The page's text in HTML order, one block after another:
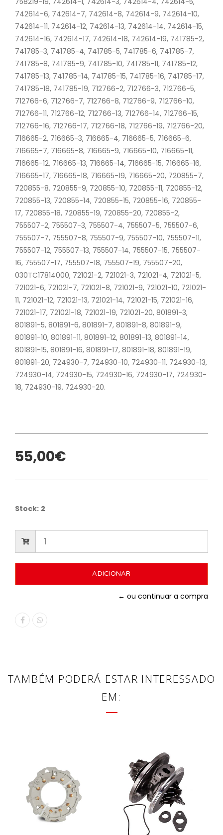
742614-6, 742614-7, 742614-8, 742614-9, 742614-10,
742614-11, 742614-12, 742614-13, 742614-14, 742614-15,
742614-16, 742614-17, 742614-18, 742614-19, 741785-2,
741785-3, 741785-4, 741785-5, 741785-6, 741785-7,
741785-8, 741785-9, 741785-10, 741785-11, 741785-12,
741785-13, 741785-14, 741785-15, 741785-16, 741785-17,
741785-18, 741785-19, 712766-2, 712766-3, 712766-5,
712766-6, 712766-7, 712766-8, 712766-9, 712766-10,
712766-11, 712766-12, 712766-13, 712766-14, 712766-15,
712766-16, 712766-17, 712766-18, 712766-19, 712766-20,
716665-2, 716665-3, 716665-4, 716665-5, 716665-6,
716665-7, 716665-8, 716665-9, 716665-10, 716665-11,
716665-12, 716665-13, 716665-14, 716665-15, 716665-16,
716665-17, 716665-18, 716665-19, 716665-20, 720855-7,
720855-8, 720855-9, 720855-10, 720855-11, 720855-12,
720855-13, 720855-14, 720855-15, 720855-16, 720855-
17, 720855-18, 720855-19, 720855-20, 720855-2,
755507-2, 755507-3, 755507-4, 755507-5, 755507-6,
755507-7, 755507-8, 755507-9, 755507-10, 755507-11,
755507-12, 755507-13, 755507-14, 755507-15, 755507-
16, 755507-17, 755507-18, 755507-19, 755507-20,
030TC17814000, 721021-2, 721021-3, 721021-4, 721021-5,
721021-6, 721021-7, 721021-8, 721021-9, 721021-10, 721021-
11, 721021-12, 721021-13, 721021-14, 721021-15, 721021-16,
721021-17, 721021-18, 721021-19, 721021-20, 801891-3,
801891-5, 801891-6, 801891-7, 801891-8, 801891-9,
801891-10, 801891-11, 801891-12, 801891-13, 801891-14,
801891-15, 801891-16, 801891-17, 801891-18, 801891-19,
801891-20, 724930-7, 724930-10, 724930-11, 724930-13,
724930-14, 724930-15, 724930-16, 724930-17, 724930-
18, 724930-19, 724930-20.
55,00€
Stock: 2
← ou continuar a compra
TAMBÉM PODERÁ ESTAR INTERESSADO
EM: